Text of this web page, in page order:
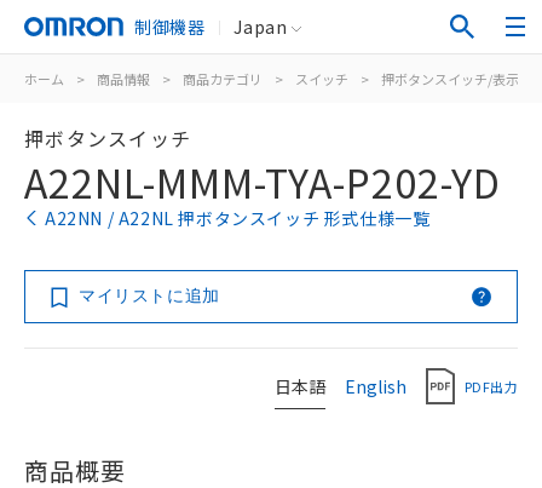
制御機器 Japan
ホーム > 商品情報 > 商品カテゴリ > スイッチ > 押ボタンスイッチ/表示灯
押ボタンスイッチ
A22NL-MMM-TYA-P202-YD
A22NN / A22NL 押ボタンスイッチ 形式仕様一覧
マイリストに追加
日本語 English PDF出力
商品概要